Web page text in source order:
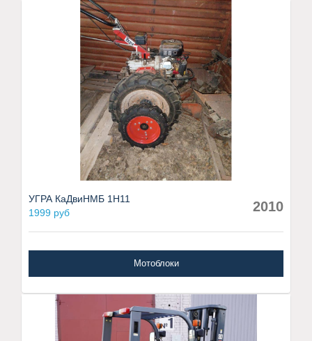
УГРА КаДвиНМБ 1Н11
1999 руб
2010
Мотоблоки